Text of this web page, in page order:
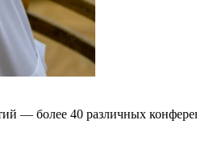
— более 40 различных